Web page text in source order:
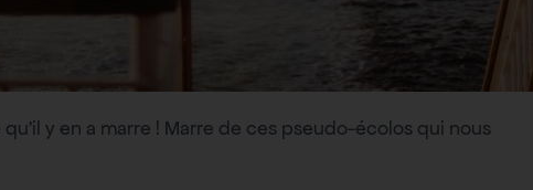
y en a marre ! Marre de ces pseudo-écolos qui nous